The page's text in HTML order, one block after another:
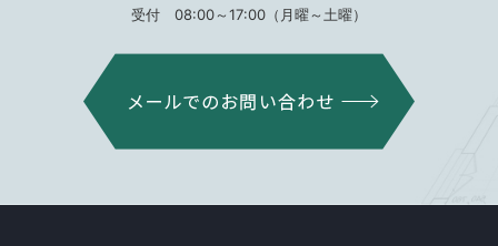
受付 08:00～17:00（月曜～土曜）